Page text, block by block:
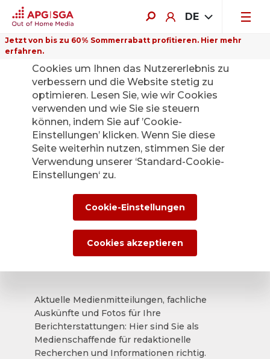
DE
Jetzt von bis zu 60% Sommerrabatt profitieren. Hier mehr
erfahren.
Zurück
Die APG|SGA
Medienstelle für
News und
Medienmitteilunge
Aktuelle Medienmitteilungen, fachliche
Auskünfte und Fotos für Ihre
Berichterstattungen: Hier sind Sie als
Medienschaffende für redaktionelle
Recherchen und Informationen richtig.
Auf dieser Website verwenden wir
Cookies um Ihnen das Nutzererlebnis zu
verbessern und die Website stetig zu
optimieren. Lesen Sie, wie wir Cookies
verwenden und wie Sie sie steuern
können, indem Sie auf ’Cookie-
Einstellungen’ klicken. Wenn Sie diese
Seite weiterhin nutzen, stimmen Sie der
Verwendung unserer ‘Standard-Cookie-
Einstellungen‘ zu.
Cookie-Einstellungen
Cookies akzeptieren